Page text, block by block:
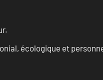
écologique et